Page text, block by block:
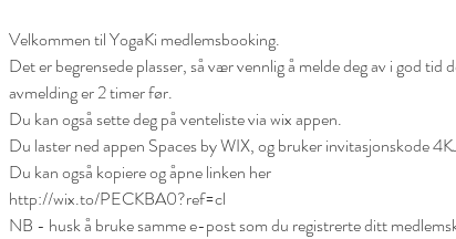
Velkommen til YogaKi medlemsbooking.
Det er begrensede plasser, så vær vennlig å melde deg av i god
avmelding er 2 timer før.
Du kan også sette deg på venteliste via wix appen.
Du laster ned appen Spaces by WIX, og bruker invitasjonskode
Du kan også kopiere og åpne linken her
http://wix.to/PECKBA0?ref=cl
NB - husk å bruke samme e-post som du registrerte ditt